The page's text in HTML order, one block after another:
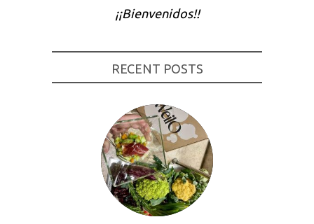
¡¡Bienvenidos!!
RECENT POSTS
visita. Si
algunas